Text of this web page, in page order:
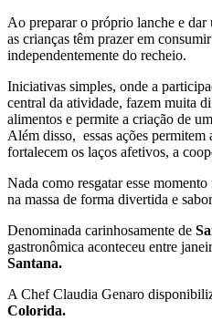
Ao preparar o próprio lanche e dar
as crianças têm prazer em
independentemente do recheio.
Iniciativas simples, onde a
central da atividade, fazem muita
alimentos e permite a criação de
Além disso, essas ações permitem
fortalecem os laços afetivos, a
Nada como resgatar esse
na massa de forma divertida e
Denominada carinhosamente de
gastronômica aconteceu entre
Santana.
A Chef Claudia Genaro
Colorida.